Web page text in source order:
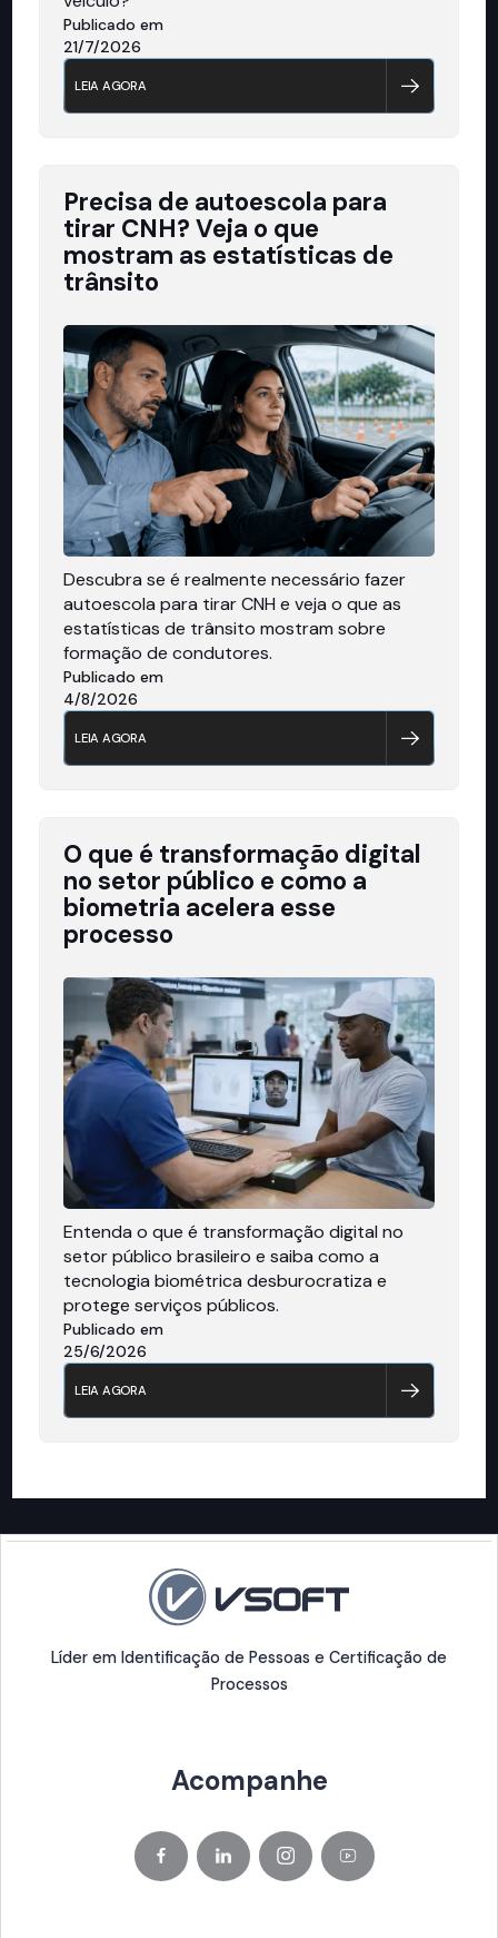
Publicado em
21/7/2026
LEIA AGORA
Precisa de autoescola para
tirar CNH? Veja o que
mostram as estatísticas de
trânsito
Descubra se é realmente necessário fazer
autoescola para tirar CNH e veja o que as
estatísticas de trânsito mostram sobre
formação de condutores.
Publicado em
4/8/2026
LEIA AGORA
O que é transformação digital
no setor público e como a
biometria acelera esse
processo
Entenda o que é transformação digital no
setor público brasileiro e saiba como a
tecnologia biométrica desburocratiza e
protege serviços públicos.
Publicado em
25/6/2026
LEIA AGORA
Líder em Identificação de Pessoas e Certificação de
Processos
Acompanhe